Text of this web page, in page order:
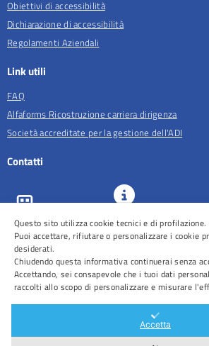
Obiettivi di accessibilità
Dichiarazione di accessibilità
Regolamenti Aziendali
Link utili
FAQ
Alfaforms Ricostruzione carriera dirigenza
Società accreditate per la gestione dell'ADI
Contatti
ASL Roma 5
URP e
Comunicazione
Questo sito utilizza cookie tecnici e di profilazione.
Puoi accettare, rifiutare o personalizzare i cookie
desiderati.
Chiudendo questa informativa continuerai senza
Accettando, sei consapevole che i tuoi dati
raccolti allo scopo di personalizzare e misurare
Accetta